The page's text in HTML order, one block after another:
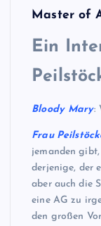
Master of
Ein
Bloody Mary:
Frau
jemanden
derjenige, der
aber auch die
eine AG zu
den großen